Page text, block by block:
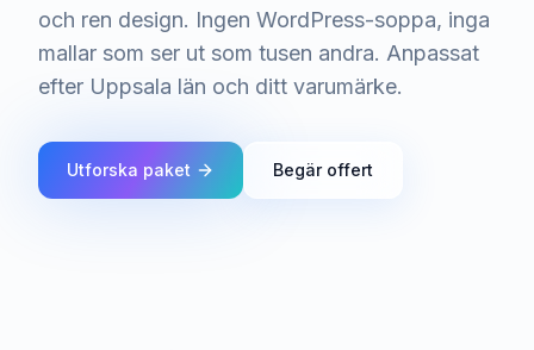
och ren design. Ingen WordPress-soppa, inga
mallar som ser ut som tusen andra. Anpassat
efter Uppsala län och ditt varumärke.
Utforska paket Begär offert